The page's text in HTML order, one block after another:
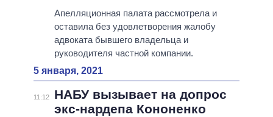
Апелляционная палата рассмотрела и
оставила без удовлетворения жалобу
адвоката бывшего владельца и
руководителя частной компании.
5 января, 2021
11:12
НАБУ вызывает на допрос
экс-нардепа Кононенко